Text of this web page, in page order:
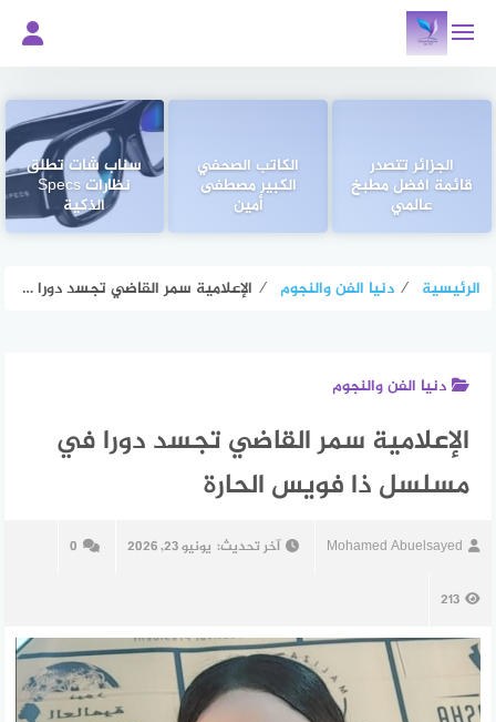
المحتوى
الجزائر تتصدر
قائمة افضل مطبخ
عالمي
الكاتب الصحفي
الكبير مصطفى
أمين
سناب شات تطلق
نظارات Specs
الذكية
الرئيسية ⁄ دنيا الفن والنجوم ⁄ الإعلامية سمر القاضي تجسد دورا في مسلسل ذا فويس الحارة
دنيا الفن والنجوم
الإعلامية سمر القاضي تجسد دورا في
مسلسل ذا فويس الحارة
Mohamed Abuelsayed آخر تحديث: يونيو 23, 2026 0
213